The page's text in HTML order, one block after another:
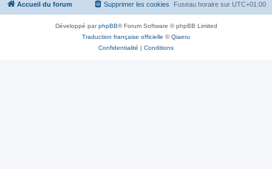
Accueil du forum Fuseau horaire sur UTC+01:00
Supprimer les cookies
Développé parphpBB® Forum Software © phpBB Limited
Traduction française officielle ©Qiaeru
Confidentialité | Conditions